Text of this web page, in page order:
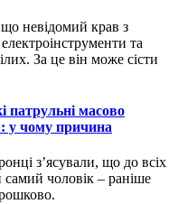
що невідомий крав з
та
За це він може сісти
патрульні масово
у чому причина
з’ясували, що до всіх
чоловік – раніше